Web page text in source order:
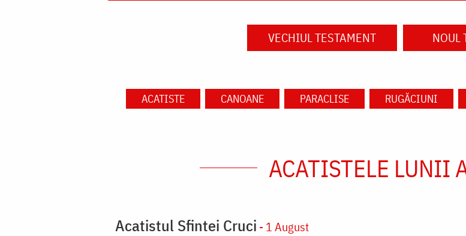
VECHIUL TESTAMENT NOUL
ACATISTE CANOANE PARACLISE RUGĂCIUNI
ACATISTELE LUNII
Acatistul Sfintei Cruci - 1 August